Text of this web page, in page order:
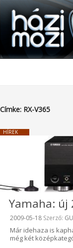
Tartalomhoz
HAZIMOZI
Címke: RX-V365
HÍREK
Yamaha: új
Beküldve:
2009-05-18 Szerző:
Már idehaza is
még két